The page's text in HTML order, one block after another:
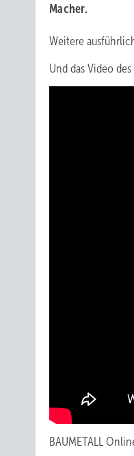
Macher.
Weitere
Und das Video
BAUMETALL